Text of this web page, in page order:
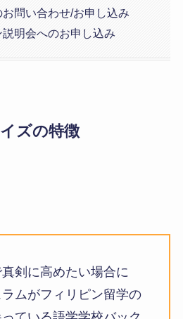
お問い合わせ/お申し込み
説明会へのお申し込み
ズの特徴
剣に高めたい場合に
ムがフィリピン留学の